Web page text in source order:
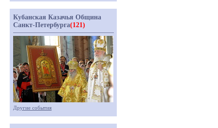
Кубанская Казачья Община
Санкт-Петербурга(121)
Другие события